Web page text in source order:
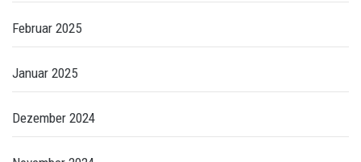
Februar 2025
Januar 2025
Dezember 2024